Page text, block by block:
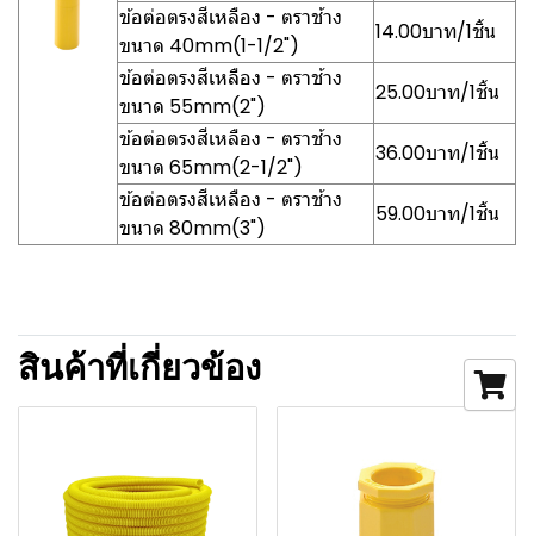
ข้อต่อตรงสีเหลือง - ตราช้าง
ขนาด 40mm(1-1/2")
14.00บาท/1ชิ้น
ข้อต่อตรงสีเหลือง - ตราช้าง
ขนาด 55mm(2")
25.00บาท/1ชิ้น
ข้อต่อตรงสีเหลือง - ตราช้าง
ขนาด 65mm(2-1/2")
36.00บาท/1ชิ้น
ข้อต่อตรงสีเหลือง - ตราช้าง
ขนาด 80mm(3")
59.00บาท/1ชิ้น
สินค้าที่เกี่ยวข้อง